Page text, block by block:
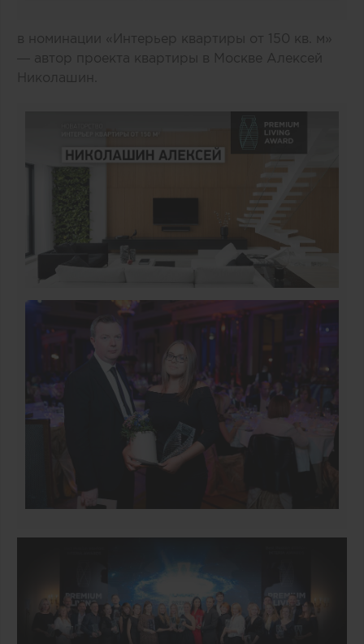
в номинации «Интерьер квартиры от 150 кв. м»
— автор проекта квартиры в Москве Алексей
Николашин.